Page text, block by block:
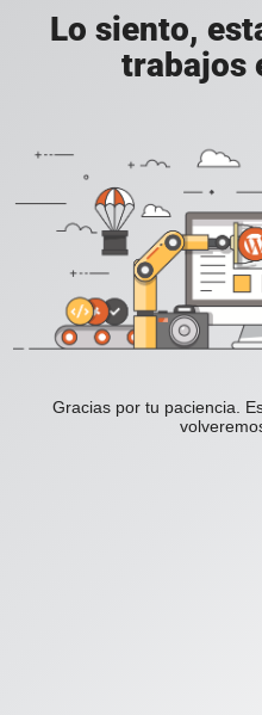
Lo siento,
trabajos
Gracias por tu paciencia.